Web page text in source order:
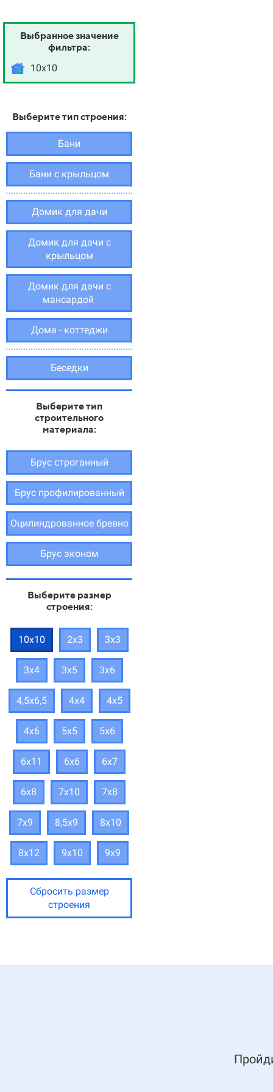
Выбранное значение
фильтра:
10х10
Выберите тип строения:
Бани
Бани с крыльцом
Домик для дачи
Домик для дачи с
крыльцом
Домик для дачи с
мансардой
Дома - коттеджи
Беседки
Выберите тип
строительного
материала:
Брус строганный
Брус профилированный
Оцилиндрованное бревно
Брус эконом
Выберите размер
строения:
10х10 2х3 3х3
3х4 3х5 3х6
4,5х6,5 4х4 4х5
4х6 5х5 5х6
6х11 6х6 6х7
6х8 7х10 7х8
7х9 8,5х9 8х10
8х12 9х10 9х9
Сбросить размер
строения